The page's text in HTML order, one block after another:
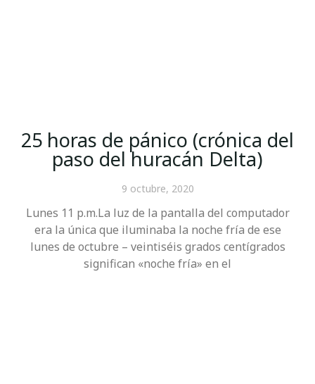
25 horas de pánico (crónica del
paso del huracán Delta)
9 octubre, 2020
Lunes 11 p.m.La luz de la pantalla del computador
era la única que iluminaba la noche fría de ese
lunes de octubre – veintiséis grados centígrados
significan «noche fría» en el